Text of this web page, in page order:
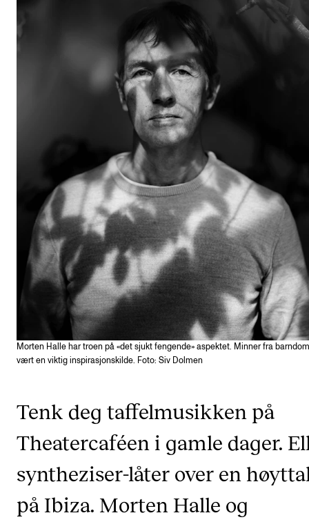
STUDENTLIV
Studentutvalet SUT (student.nmh.no)
FORSKNING
CERM
CREMAH
NordART
Prosjekter
Publikasjoner
INTERNASJONALT
Internasjonal strategi
Nettverk
IN.TUNE
Morten Halle har troen på «det sjukt fengende» aspektet. Minner fra
vært en viktig inspirasjonskilde. Foto: Siv Dolmen
Tenk deg taffelmusikken på
Theatercaféen i gamle dager.
syntheziser-låter over en
på Ibiza. Morten Halle og